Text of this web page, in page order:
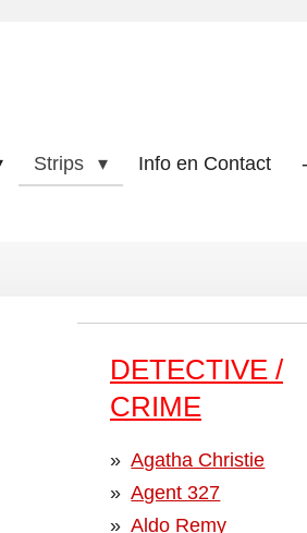
Strips Info en Contact -
DETECTIVE /
CRIME
Agatha Christie
Agent 327
Aldo Remy